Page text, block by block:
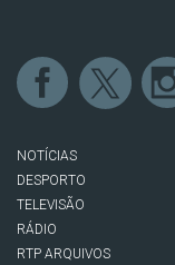
NOTÍCIAS
DESPORTO
TELEVISÃO
RÁDIO
RTP ARQUIVOS